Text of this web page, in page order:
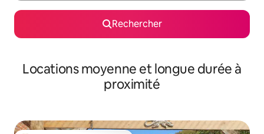
Rechercher
Locations moyenne et longue durée à
proximité